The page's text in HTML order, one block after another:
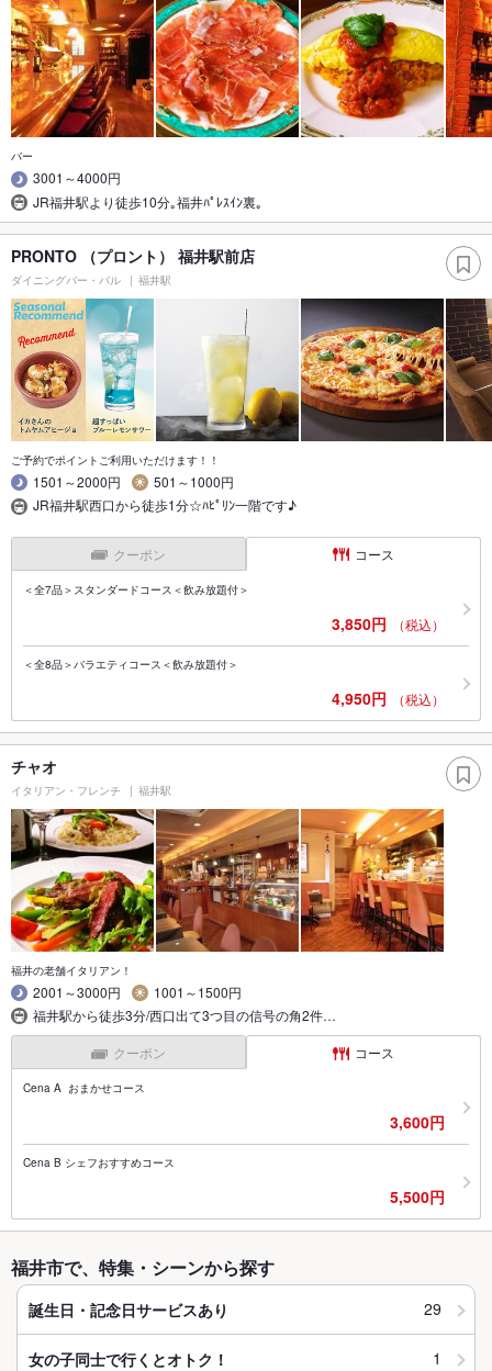
バー
3001～4000円
JR福井駅より徒歩10分｡福井ﾊﾟﾚｽｲﾝ裏｡
PRONTO （プロント） 福井駅前店
ダイニングバー・バル 福井駅
ご予約でポイントご利用いただけます！！
1501～2000円
501～1000円
JR福井駅西口から徒歩1分☆ﾊﾋﾟﾘﾝ一階です♪
クーポン コース
＜全7品＞スタンダードコース＜飲み放題付＞
3,850円 （税込）
＜全8品＞バラエティコース＜飲み放題付＞
4,950円 （税込）
チャオ
イタリアン・フレンチ 福井駅
福井の老舗イタリアン！
2001～3000円
1001～1500円
福井駅から徒歩3分/西口出て3つ目の信号の角2件…
クーポン コース
Cena A おまかせコース
3,600円
Cena B シェフおすすめコース
5,500円
福井市で、特集・シーンから探す
誕生日・記念日サービスあり 29
女の子同士で行くとオトク！ 1